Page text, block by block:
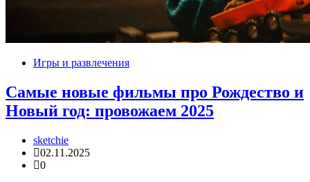
Игры и развлечения
Самые новые фильмы про Рождество и
Новый год: провожаем 2025
sketchie
02.11.2025
0